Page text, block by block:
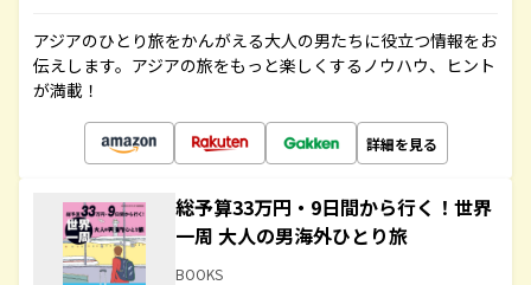
アジアのひとり旅をかんがえる大人の男たちに役立つ情報をお
伝えします。アジアの旅をもっと楽しくするノウハウ、ヒント
が満載！
詳細を見る
総予算33万円・9日間から行く！世界
一周 大人の男海外ひとり旅
BOOKS